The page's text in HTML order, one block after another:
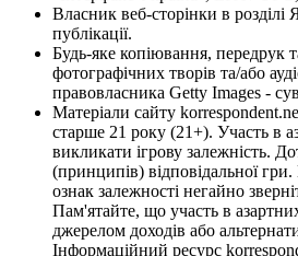
Власник веб-сторінки в
публікації.
Будь-яке копіювання, передрук
фотографічних творів та/або
правовласника Getty Images -
Матеріали сайту
старше 21 року (21+). Участь в
викликати ігрову залежність.
(принципів) відповідальної
ознак залежності негайно
Пам'ятайте, що участь в
джерелом доходів або
Інформаційний ресурс